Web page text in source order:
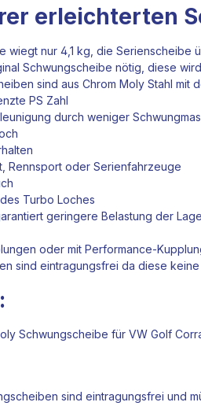
erleichterten
wiegt nur 4,1 kg, die Serienscheibe
Schwungscheibe nötig, diese
sind aus Chrom Moly Stahl
PS Zahl
durch weniger
Rennsport oder Serienfahrzeuge
Turbo Loches
geringere Belastung der
oder mit Performance-
sind eintragungsfrei da diese
Schwungscheibe für VW Golf
sind eintragungsfrei und